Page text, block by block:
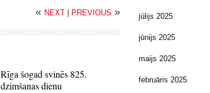
« NEXT PREVIOUS »
Rīga šogad svinēs 825.
dzimšanas dienu
jūlijs 2025
jūnijs 2025
maijs 2025
februāris 2025